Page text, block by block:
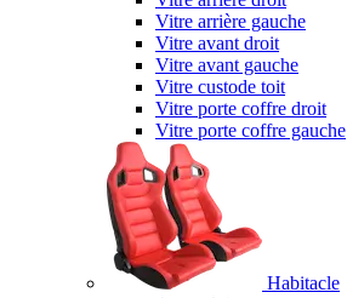
Vitre arrière gauche
Vitre avant droit
Vitre avant gauche
Vitre custode toit
Vitre porte coffre droit
Vitre porte coffre gauche
Habitacle